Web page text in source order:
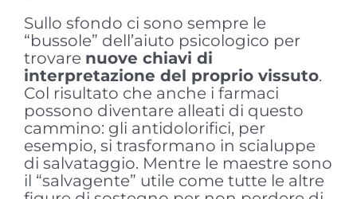
Sullo sfondo ci sono sempre le
“bussole” dell’aiuto psicologico per
trovare nuove chiavi di
interpretazione del proprio vissuto.
Col risultato che anche i farmaci
possono diventare alleati di questo
cammino: gli antidolorifici, per
esempio, si trasformano in scialuppe
di salvataggio. Mentre le maestre sono
il “salvagente” utile come tutte le altre